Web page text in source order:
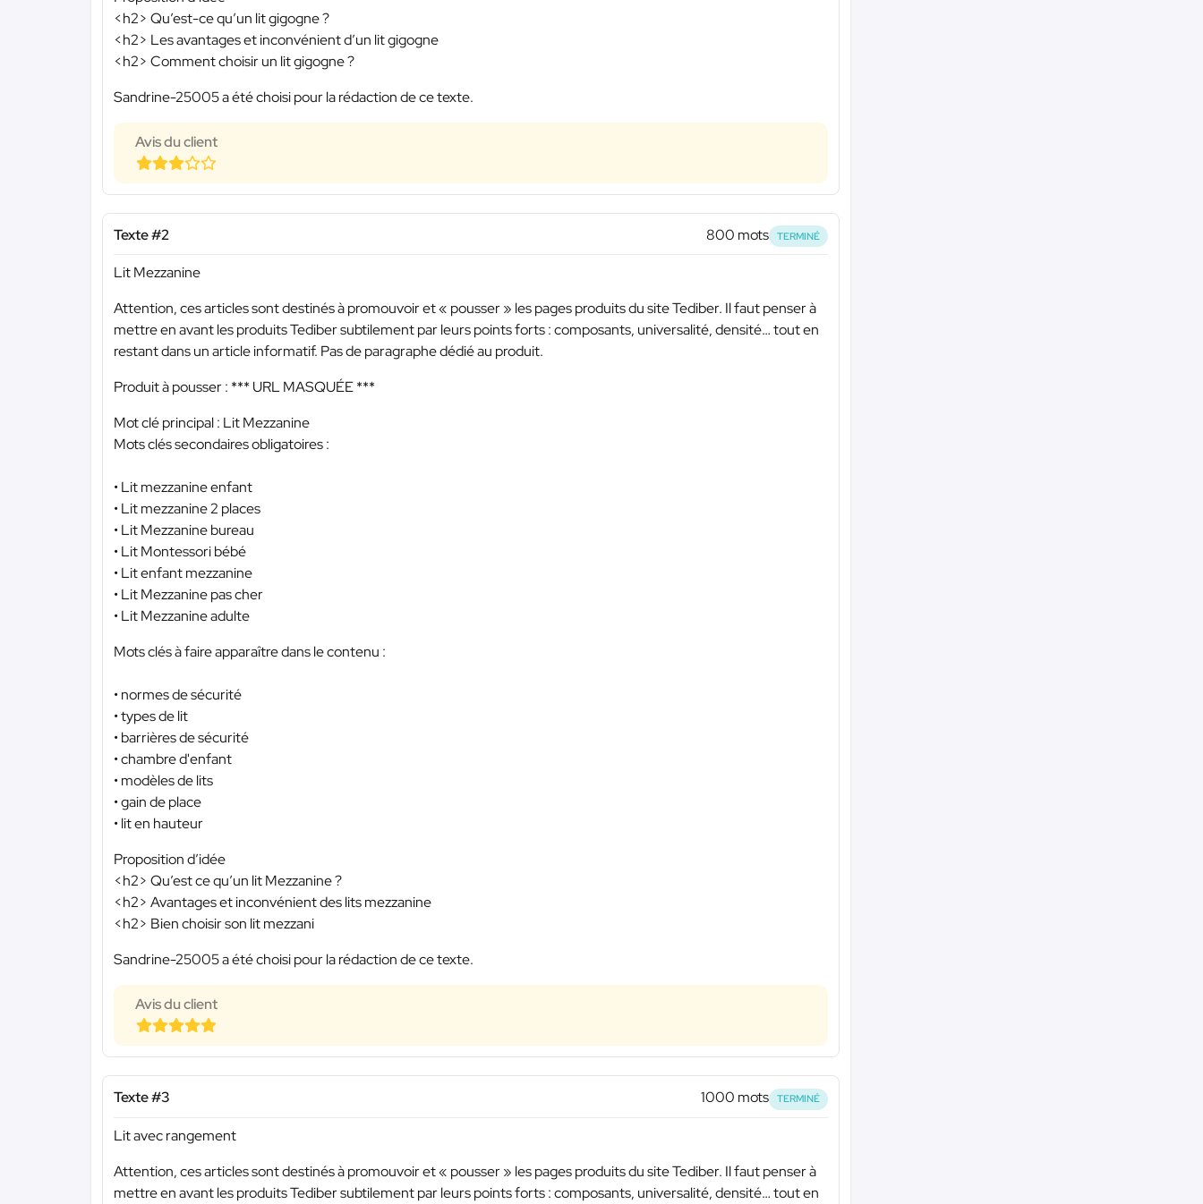
<h2> Qu’est-ce qu’un lit gigogne ?
<h2> Les avantages et inconvénient d’un lit gigogne
<h2> Comment choisir un lit gigogne ?
Sandrine-25005 a été choisi pour la rédaction de ce texte.
Avis du client
Texte #2 800 mots TERMINÉ
Lit Mezzanine
Attention, ces articles sont destinés à promouvoir et « pousser » les pages produits du site Tediber. Il faut penser à
mettre en avant les produits Tediber subtilement par leurs points forts : composants, universalité, densité… tout en
restant dans un article informatif. Pas de paragraphe dédié au produit.
Produit à pousser : *** URL MASQUÉE ***
Mot clé principal : Lit Mezzanine
Mots clés secondaires obligatoires :
• Lit mezzanine enfant
• Lit mezzanine 2 places
• Lit Mezzanine bureau
• Lit Montessori bébé
• Lit enfant mezzanine
• Lit Mezzanine pas cher
• Lit Mezzanine adulte
Mots clés à faire apparaître dans le contenu :
• normes de sécurité
• types de lit
• barrières de sécurité
• chambre d'enfant
• modèles de lits
• gain de place
• lit en hauteur
Proposition d’idée
<h2> Qu’est ce qu’un lit Mezzanine ?
<h2> Avantages et inconvénient des lits mezzanine
<h2> Bien choisir son lit mezzani
Sandrine-25005 a été choisi pour la rédaction de ce texte.
Avis du client
Texte #3 1000 mots TERMINÉ
Lit avec rangement
Attention, ces articles sont destinés à promouvoir et « pousser » les pages produits du site Tediber. Il faut penser à
mettre en avant les produits Tediber subtilement par leurs points forts : composants, universalité, densité… tout en